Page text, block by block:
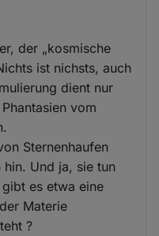
der „kosmische
ist nichsts, auch
dient nur
vom
Sternenhaufen
Und ja, sie tun
es etwa eine
Materie
?